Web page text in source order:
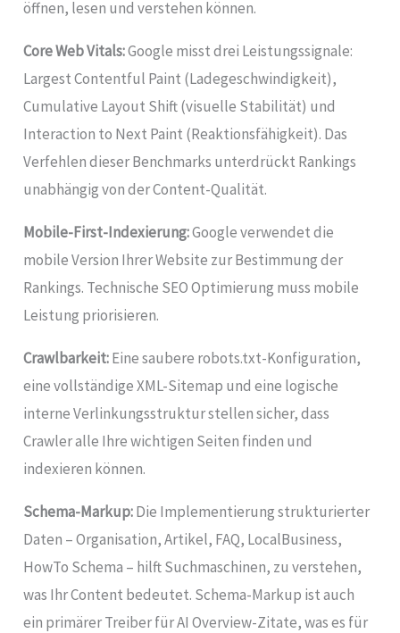
öffnen, lesen und verstehen können.
Core Web Vitals:Google misst drei Leistungssignale:
Largest Contentful Paint (Ladegeschwindigkeit),
Cumulative Layout Shift (visuelle Stabilität) und
Interaction to Next Paint (Reaktionsfähigkeit). Das
Verfehlen dieser Benchmarks unterdrückt Rankings
unabhängig von der Content-Qualität.
Mobile-First-Indexierung:Google verwendet die
mobile Version Ihrer Website zur Bestimmung der
Rankings. Technische SEO Optimierung muss mobile
Leistung priorisieren.
Crawlbarkeit:Eine saubere robots.txt-Konfiguration,
eine vollständige XML-Sitemap und eine logische
interne Verlinkungsstruktur stellen sicher, dass
Crawler alle Ihre wichtigen Seiten finden und
indexieren können.
Schema-Markup:Die Implementierung strukturierter
Daten – Organisation, Artikel, FAQ, LocalBusiness,
HowTo Schema – hilft Suchmaschinen, zu verstehen,
was Ihr Content bedeutet. Schema-Markup ist auch
ein primärer Treiber für AI Overview-Zitate, was es für